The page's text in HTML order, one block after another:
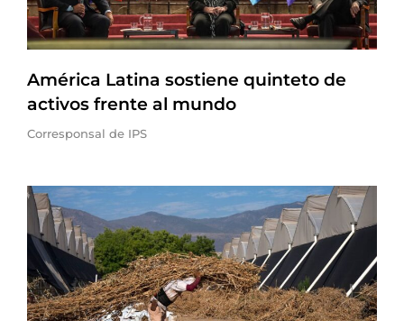
América Latina sostiene quinteto de
activos frente al mundo
Corresponsal de IPS